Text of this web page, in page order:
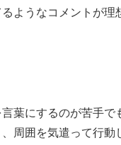
ようなコメントが理
言葉にするのが苦手で
周囲を気遣って行動